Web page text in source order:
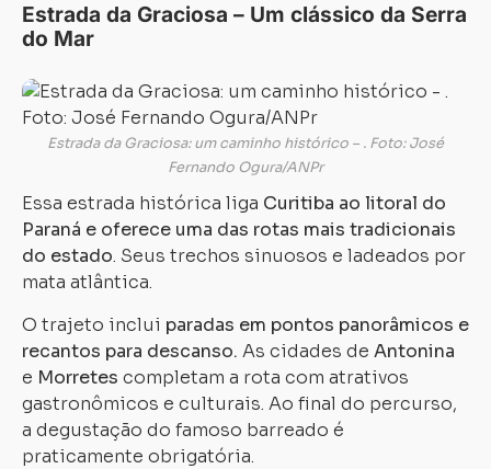
Estrada da Graciosa – Um clássico da Serra
do Mar
Estrada da Graciosa: um caminho histórico – . Foto: José
Fernando Ogura/ANPr
Essa estrada histórica liga Curitiba ao litoral do
Paraná e oferece uma das rotas mais tradicionais
do estado. Seus trechos sinuosos e ladeados por
mata atlântica.
O trajeto inclui paradas em pontos panorâmicos e
recantos para descanso. As cidades de Antonina
e Morretes completam a rota com atrativos
gastronômicos e culturais. Ao final do percurso,
a degustação do famoso barreado é
praticamente obrigatória.